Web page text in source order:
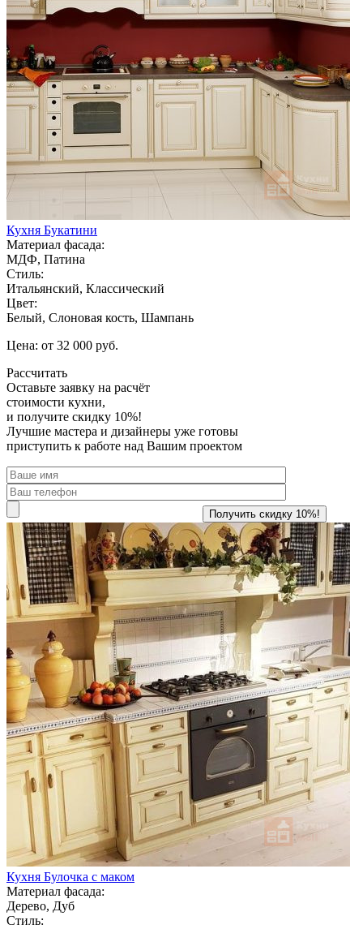
Кухня Букатини
Материал фасада:
МДФ, Патина
Стиль:
Итальянский, Классический
Цвет:
Белый, Слоновая кость, Шампань
Цена: от 32 000 руб.
Рассчитать
Оставьте заявку на расчёт
стоимости кухни,
и получите скидку 10%!
Лучшие мастера и дизайнеры уже готовы
приступить к работе над Вашим проектом
Кухня Булочка с маком
Материал фасада:
Дерево, Дуб
Стиль: